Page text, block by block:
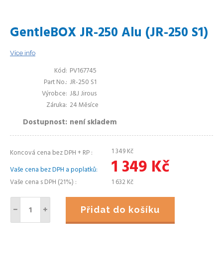
GentleBOX JR-250 Alu (JR-250 S1)
Více info
Kód PV167745
Part No. JR-250 S1
Výrobce J&J Jirous
Záruka 24 Měsíce
Dostupnost není skladem
Koncová cena bez DPH + RP 1 349Kč
Vaše cena bez DPH a poplatků
1 349 Kč
Vaše cena s DPH (21%) 1 632Kč
Přidat do košíku